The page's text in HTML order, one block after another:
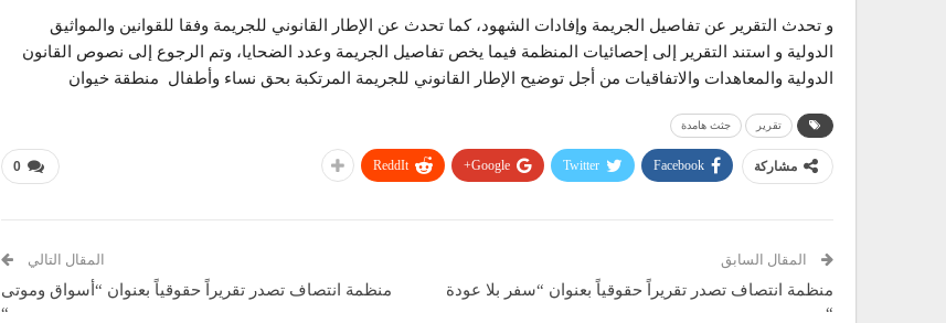
و تحدث التقرير عن تفاصيل الجريمة وإفادات الشهود، كما تحدث عن الإطار القانوني للجريمة وفقا للقوانين والمواثيق
الدولية و استند التقرير إلى إحصائيات المنظمة فيما يخص تفاصيل الجريمة وعدد الضحايا، وتم الرجوع إلى نصوص القانون
الدولية والمعاهدات والاتفاقيات من أجل توضيح الإطار القانوني للجريمة المرتكبة بحق نساء وأطفال منطقة خيوان
تقرير جثث هامدة
0 مشاركة Facebook
Twitter
Google+
ReddIt
المقال السابق
منظمة انتصاف تصدر تقريراً حقوقياً بعنوان “سفر بلا عودة
“
المقال التالي
منظمة انتصاف تصدر تقريراً حقوقياً بعنوان “أسواق وموتى
“